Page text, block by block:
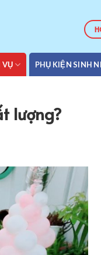
VỤ PHỤ KIỆN SINH
lượng?